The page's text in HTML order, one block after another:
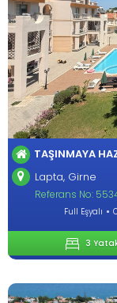
TAŞINMAYA
Lapta, Girne
Referans No:
Full Eşyalı
3